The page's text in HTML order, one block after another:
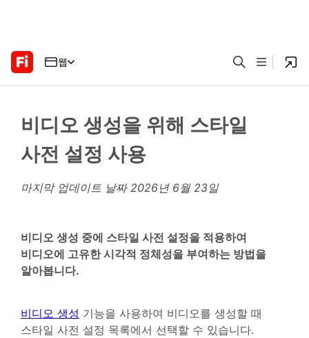
웹
비디오 생성을 위해 스타일
사전 설정 사용
마지막 업데이트 날짜 2026년 6월 23일
비디오 생성 중에 스타일 사전 설정을 적용하여
비디오에 고유한 시각적 정체성을 부여하는 방법을
알아봅니다.
비디오 생성 기능을 사용하여 비디오를 생성할 때
스타일 사전 설정 목록에서 선택할 수 있습니다.